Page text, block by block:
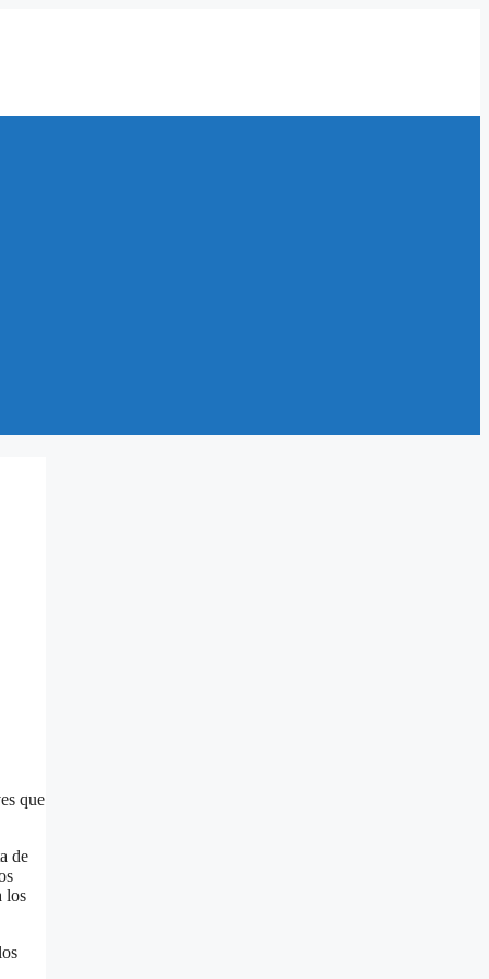
que
de
los